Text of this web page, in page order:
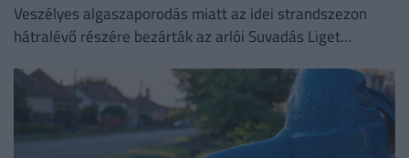
Veszélyes algaszaporodás miatt az idei strandszezon
hátralévő részére bezárták az arlói Suvadás Liget